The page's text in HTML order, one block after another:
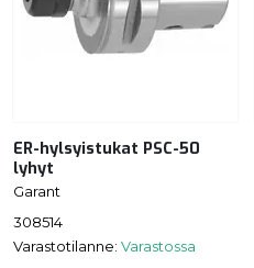
ER-hylsyistukat PSC-50
lyhyt
Garant
308514
Varastotilanne: Varastossa